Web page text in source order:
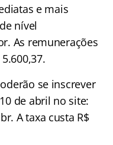
e mais
nível
As remunerações
se inscrever
de abril no site:
A taxa custa R$